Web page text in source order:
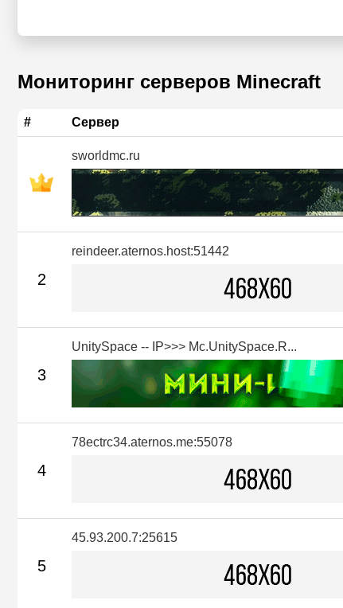
Мониторинг серверов Minecraft
# Сервер
sworldmc.ru
2
reindeer.aternos.host:51442
3
UnitySpace -- IP>>> Mc.UnitySpace.R...
4
78ectrc34.aternos.me:55078
5
45.93.200.7:25615